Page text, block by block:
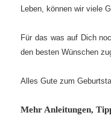
Leben, können wir viele
Für das was auf Dich
den besten Wünschen
Alles Gute zum
Mehr Anleitungen,